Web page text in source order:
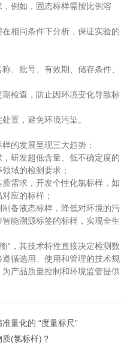
例如，固态标样需按比例溶
相同条件下分析，保证实验的
批号、有效期、储存条件、
检查，防止因环境变化导致标
置，避免环境污染。
的发展呈现三大趋势：
研发超低含量、低不确定度的
域的检测要求；
需求，开发个性化氯标样，如
应的标样；
备液态标样，降低对环境的污
能溯源标签的标样，实现全生
，其技术特性直接决定检测数
循选用、使用和管理的技术规
产品质量控制和环境监管提供
量化的 “度量标尺”
(氯标样)？